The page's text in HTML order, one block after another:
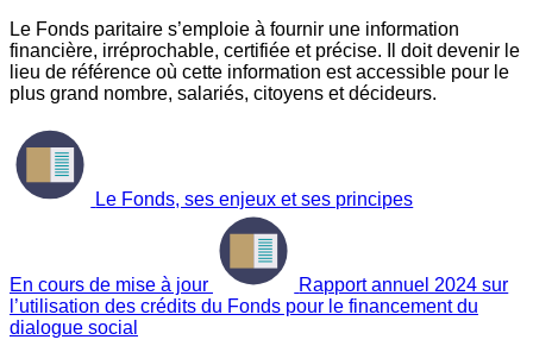
Le Fonds paritaire s’emploie à fournir une information
financière, irréprochable, certifiée et précise. Il doit devenir le
lieu de référence où cette information est accessible pour le
plus grand nombre, salariés, citoyens et décideurs.
Le Fonds, ses enjeux et ses principes
En cours de mise à jour
Rapport annuel 2024 sur
l’utilisation des crédits du Fonds pour le financement du
dialogue social